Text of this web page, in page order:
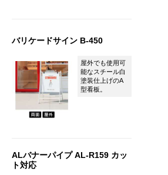
バリケードサイン B-450
屋外でも使用可
能なスチール白
塗装仕上げのA
型看板。
ALバナーパイプ AL-R159 カッ
ト対応